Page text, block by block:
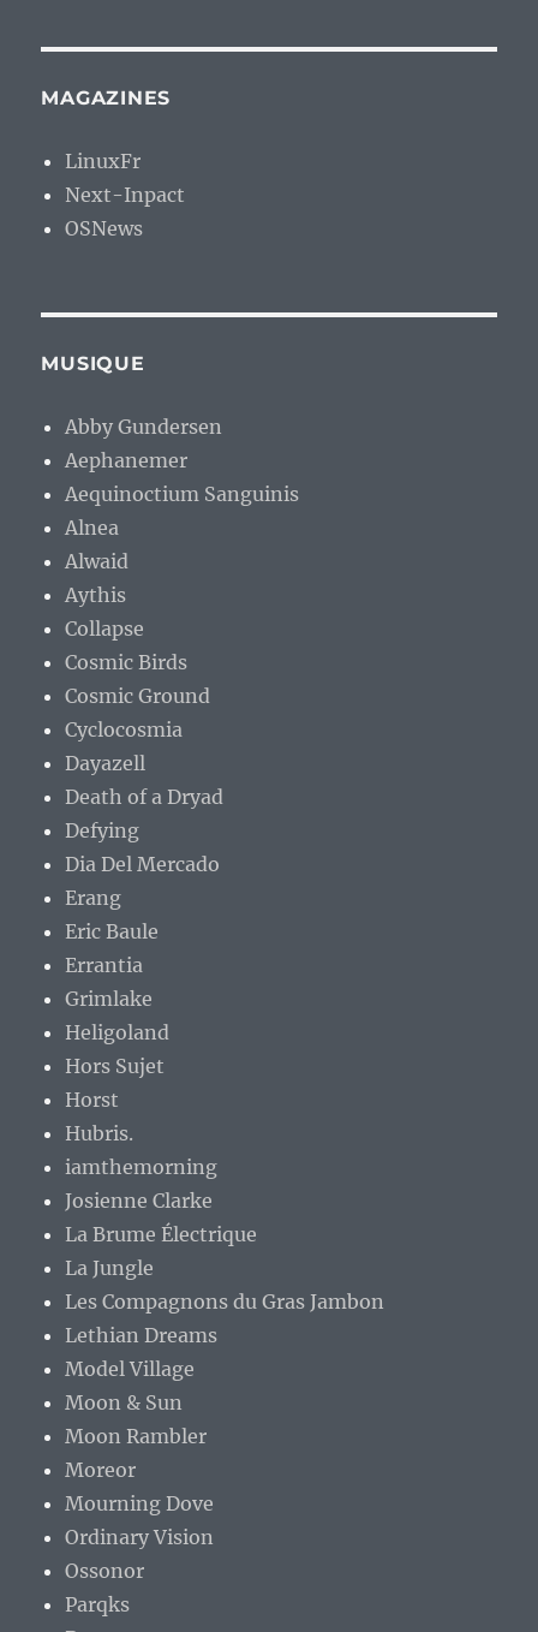
MAGAZINES
LinuxFr
Next-Inpact
OSNews
MUSIQUE
Abby Gundersen
Aephanemer
Aequinoctium Sanguinis
Alnea
Alwaid
Aythis
Collapse
Cosmic Birds
Cosmic Ground
Cyclocosmia
Dayazell
Death of a Dryad
Defying
Dia Del Mercado
Erang
Eric Baule
Errantia
Grimlake
Heligoland
Hors Sujet
Horst
Hubris.
iamthemorning
Josienne Clarke
La Brume Électrique
La Jungle
Les Compagnons du Gras Jambon
Lethian Dreams
Model Village
Moon & Sun
Moon Rambler
Moreor
Mourning Dove
Ordinary Vision
Ossonor
Parqks